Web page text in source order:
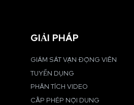
GIẢI PHÁP
GIÁM SÁT VẬN ĐỘNG VIÊN
TUYỂN DỤNG
PHÂN TÍCH VIDEO
CẤP PHÉP NỘI DUNG